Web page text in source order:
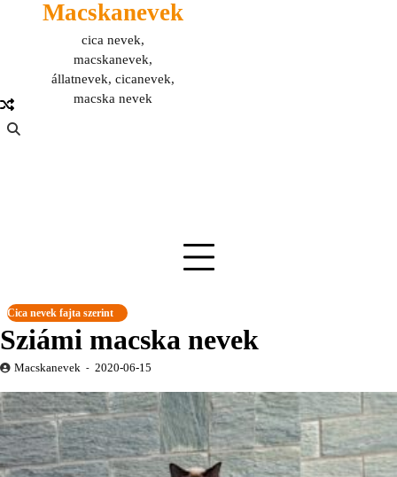
Macskanevek
cica nevek,
macskanevek,
állatnevek, cicanevek,
macska nevek
Cica nevek fajta szerint
Sziámi macska nevek
Macskanevek 2020-06-15